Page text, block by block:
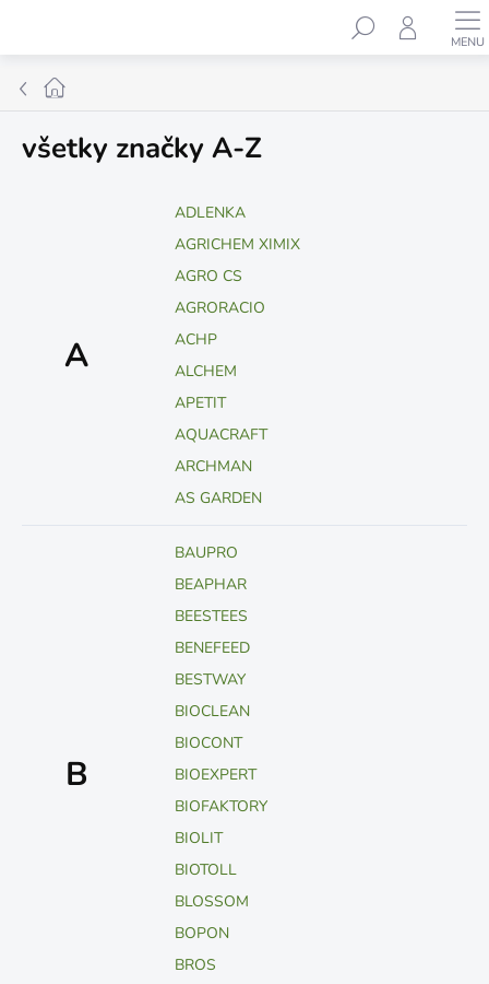
obsah
Hľadať
Domov
všetky značky A-Z
A
ADLENKA
AGRICHEM XIMIX
AGRO CS
AGRORACIO
ACHP
ALCHEM
APETIT
AQUACRAFT
ARCHMAN
AS GARDEN
B
BAUPRO
BEAPHAR
BEESTEES
BENEFEED
BESTWAY
BIOCLEAN
BIOCONT
BIOEXPERT
BIOFAKTORY
BIOLIT
BIOTOLL
BLOSSOM
BOPON
BROS